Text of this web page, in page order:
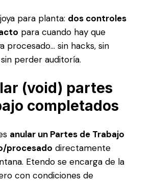
para planta: dos controles
para cuando hay que
procesado… sin hacks, sin
perder auditoría.
(void) partes
completados
anular un Partes de Trabajo
procesado directamente
Etendo se encarga de la
con condiciones de